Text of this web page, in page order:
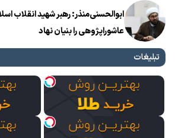
ابوالحسنی‌منذر: رهبر شهید انقلاب
عاشوراپژوهی را بنیان نهاد
تبلیغات